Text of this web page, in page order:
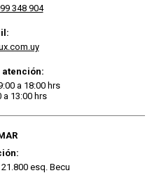
348 904
atención:
a 18:00 hrs
a 13:00 hrs
esq. Becu